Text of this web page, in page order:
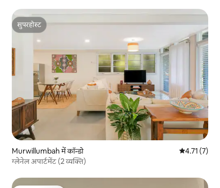
सुपरहोस्ट
सुपरहोस्ट
Murwillumbah में कॉन्डो औसत रेटिंग 5
4.71 (7)
ग्लेनेल अपार्टमेंट (2 व्यक्ति)